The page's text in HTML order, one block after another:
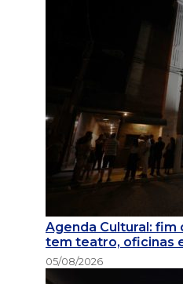
Agenda Cultural: fim
tem teatro, oficinas
05/08/2026